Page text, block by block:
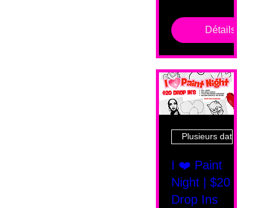
Détails
Plusieurs dates
I ❤️ Paint
Night | $20
Drop Ins